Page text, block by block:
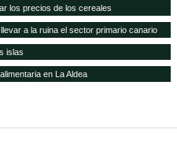
los precios de los cereales
a la ruina el sector primario canario
islas
en La Aldea